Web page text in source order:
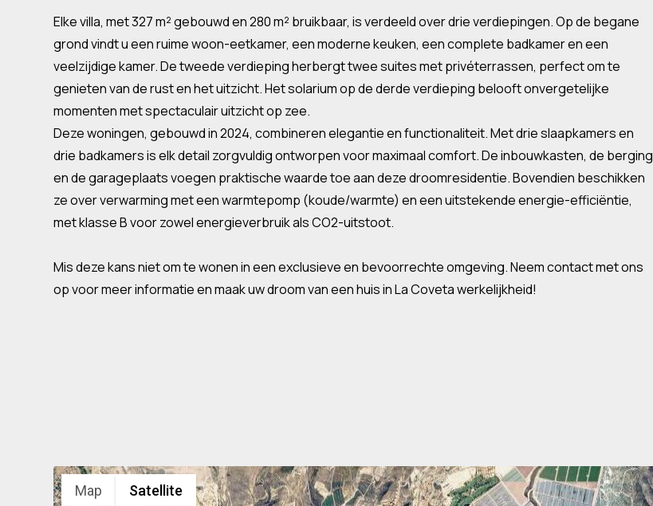
Elke villa, met 327 m² gebouwd en 280 m² bruikbaar, is verdeeld over drie verdiepingen. Op de begane
grond vindt u een ruime woon-eetkamer, een moderne keuken, een complete badkamer en een
veelzijdige kamer. De tweede verdieping herbergt twee suites met privéterrassen, perfect om te
genieten van de rust en het uitzicht. Het solarium op de derde verdieping belooft onvergetelijke
momenten met spectaculair uitzicht op zee.
Deze woningen, gebouwd in 2024, combineren elegantie en functionaliteit. Met drie slaapkamers en
drie badkamers is elk detail zorgvuldig ontworpen voor maximaal comfort. De inbouwkasten, de berging
en de garageplaats voegen praktische waarde toe aan deze droomresidentie. Bovendien beschikken
ze over verwarming met een warmtepomp (koude/warmte) en een uitstekende energie-efficiëntie,
met klasse B voor zowel energieverbruik als CO2-uitstoot.
Mis deze kans niet om te wonen in een exclusieve en bevoorrechte omgeving. Neem contact met ons
op voor meer informatie en maak uw droom van een huis in La Coveta werkelijkheid!
Map Satellite